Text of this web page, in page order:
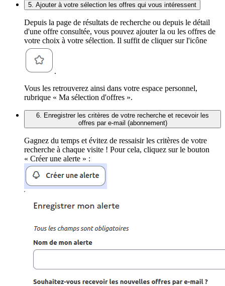
5. Ajouter à votre sélection les offres qui vous intéressent
Depuis la page de résultats de recherche ou depuis le détail
d'une offre consultée, vous pouvez ajouter la ou les offres de
votre choix à votre sélection. Il suffit de cliquer sur l'icône
.
Vous les retrouverez ainsi dans votre espace personnel,
rubrique « Ma sélection d'offres ».
6. Enregistrer les critères de votre recherche et recevoir les
offres par e-mail (abonnement)
Gagnez du temps et évitez de ressaisir les critères de votre
recherche à chaque visite ! Pour cela, cliquez sur le bouton
« Créer une alerte » :